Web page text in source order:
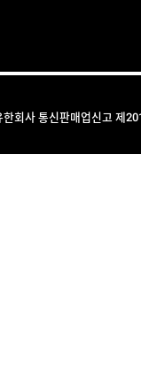
회사 통신판매업신고 제